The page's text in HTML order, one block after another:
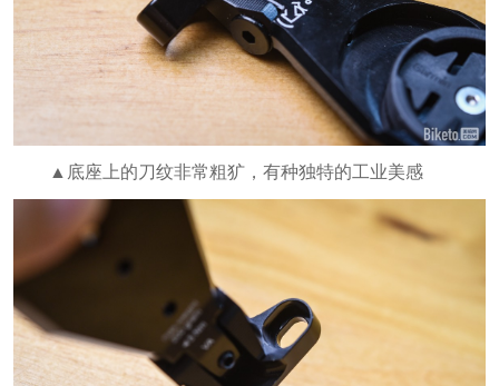
▲底座上的刀纹非常粗犷，有种独特的工业美感